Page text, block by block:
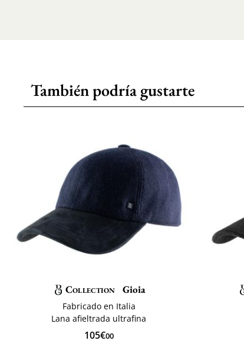
También podría gustarte
Collection Gioia
Fabricado en Italia
Lana afieltrada ultrafina
105€00